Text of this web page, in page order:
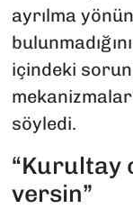
ayrılma
içindeki
söyledi.
“Kurultay
versin”